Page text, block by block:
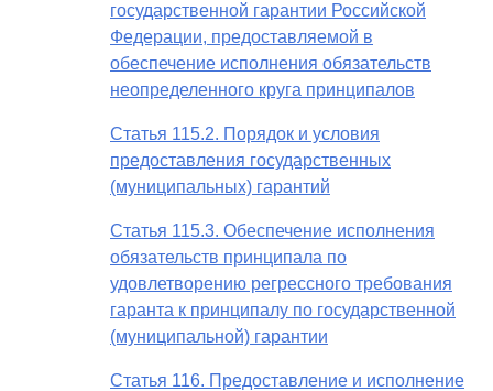
государственной гарантии Российской
Федерации, предоставляемой в
обеспечение исполнения обязательств
неопределенного круга принципалов
Статья 115.2. Порядок и условия
предоставления государственных
(муниципальных) гарантий
Статья 115.3. Обеспечение исполнения
обязательств принципала по
удовлетворению регрессного требования
гаранта к принципалу по государственной
(муниципальной) гарантии
Статья 116. Предоставление и исполнение